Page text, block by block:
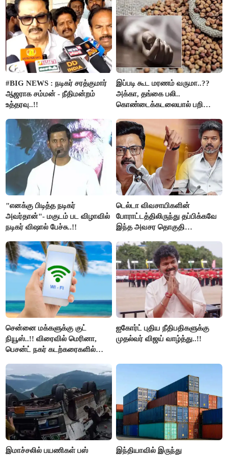
#BIG NEWS : நடிகர் சரத்குமார்
ஆஜராக சம்மன் - நீதிமன்றம்
உத்தரவு..!!
இப்படி கூட மரணம் வருமா..??
அக்கா, தங்கை பலி..
கொண்டைக்கடலையால் பறிபோன
"எனக்கு பிடித்த நடிகர்
அவர்தான்"- மகுடம் பட விழாவில்
நடிகர் விஷால் பேச்சு..!!
டெல்டா விவசாயிகளின்
போராட்டத்திலிருந்து தப்பிக்கவே
இந்த அவசர தொகுதி
அரங்கேற்றுகிறார் முதலமைச்சர் -
திமுக ஐடி விங்..!!
சென்னை மக்களுக்கு குட்
நியூஸ்..!! விரைவில் மெரினா,
பெசன்ட் நகர் கடற்கரைகளில்
ஐகோர்ட் புதிய நீதிபதிகளுக்கு
முதல்வர் விஜய் வாழ்த்து..!!
இமாச்சலில் பயணிகள் பஸ்
இந்தியாவில் இருந்து